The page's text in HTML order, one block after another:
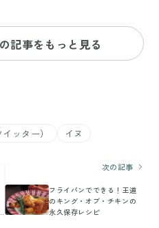
記事をもっと見る
ッター） イヌ
次の記事
フライパンでできる！王道
のキング・オブ・チキンの
永久保存レシピ